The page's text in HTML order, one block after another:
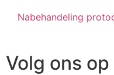
Nabehandeling
Volg ons